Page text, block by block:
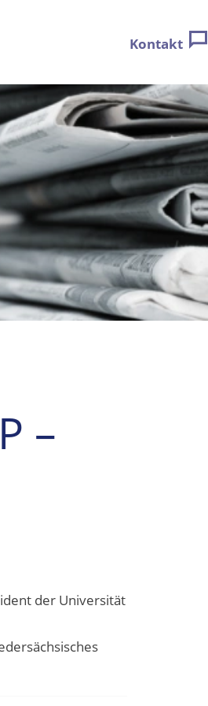
Kontakt
–
der Universität